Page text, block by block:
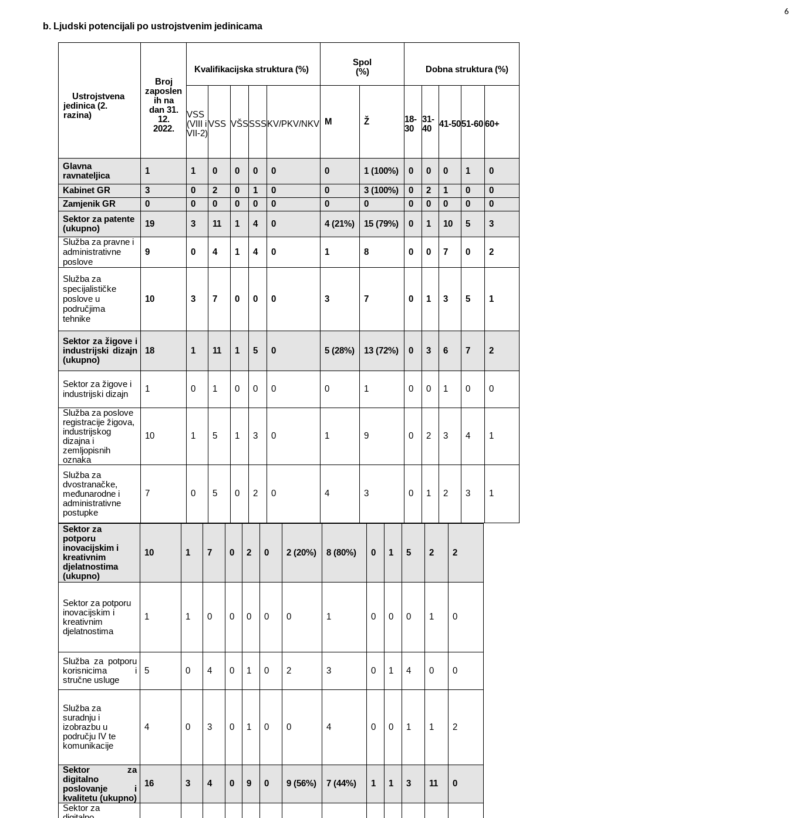
6
Ljudski potencijali po ustrojstvenim jedinicama
Ustrojstvena
jedinica (2.
razina)
Broj
zaposlen
ih na
dan 31.
12.
2022.
Kvalifikacijska struktura (%)
Spol
(%)
Dobna struktura (%)
VSS
(VIII i
VII-2)
VSS VŠSSSSKV/PKV/NKV M Ž
18-
30
31-
40
41-5051-6060+
Glavna
ravnateljica
1 1 0 0 0 0 0 1 (100%) 0 0 0 1 0
Kabinet GR 3 0 2 0 1 0 0 3 (100%) 0 2 1 0
0
Zamjenik GR
0 0 0 0 0 0 0 0 0 0 0 0
0
Sektor za patente
(ukupno)
19 3 11 1 4 0 4 (21%) 15 (79%) 0 1 10 5
3
Služba za pravne i
administrativne
poslove
9 0 4 1 4 0 1 8 0 0 7 0 2
Služba za
specijalističke
poslove u
područjima
tehnike
10 3 7 0 0 0 3 7 0 1 3 5 1
Sektor za žigove i
industrijski dizajn
(ukupno)
18 1 11 1 5 0 5 (28%) 13 (72%) 0 3 6 7 2
Sektor za žigove i
industrijski dizajn
1 0 1 0 0 0 0 1 0 0 1 0 0
Služba za poslove
registracije žigova,
industrijskog
dizajna i
zemljopisnih
oznaka
10 1 5 1 3 0 1 9 0 2 3 4 1
Služba za
dvostranačke,
međunarodne i
administrativne
postupke
7 0 5 0 2 0 4 3 0 1 2 3 1
Sektor za
potporu
inovacijskim i
kreativnim
djelatnostima
(ukupno)
10 1 7 0 2 0 2 (20%) 8 (80%) 0 1 5 2 2
Sektor za potporu
inovacijskim i
kreativnim
djelatnostima
1 1 0 0 0 0 0 1 0 0 0 1 0
Služba za potporu
korisnicima i
stručne usluge
5 0 4 0 1 0 2 3 0 1 4 0 0
Služba za
suradnju i
izobrazbu u
području IV te
komunikacije
4 0 3 0 1 0 0 4 0 0 1 1 2
Sektor za
digitalno
poslovanje i
kvalitetu (ukupno)
16 3 4 0 9 0 9 (56%) 7 (44%) 1 1 3 11 0
Sektor za